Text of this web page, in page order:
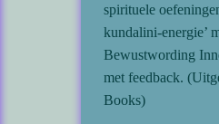
spirituele
kundalini-energie’
Bewustwording
met feedback.
Books)